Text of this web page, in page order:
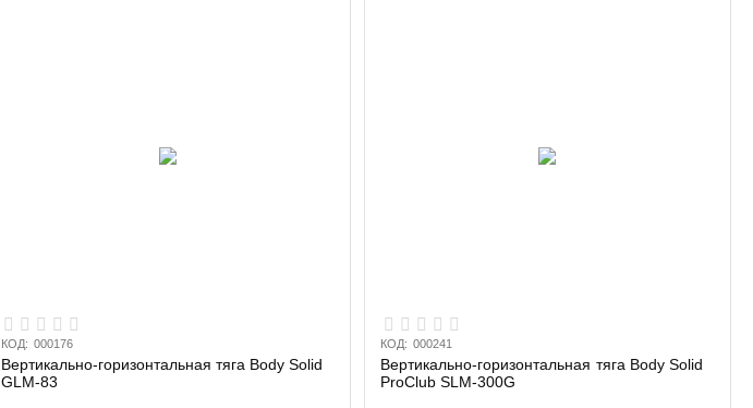
КОД: 000176
Вертикально-горизонтальная тяга Body Solid
GLM-83
КОД: 000241
Вертикально-горизонтальная тяга Body Solid
ProClub SLM-300G